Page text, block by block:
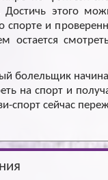
этого
спорте и
остается
болельщик
на спорт и
спорт сейчас